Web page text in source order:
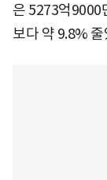
은 5273억9000
보다 약 9.8%